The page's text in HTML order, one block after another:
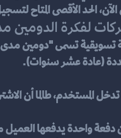
الحد الأقصى المتاح
لفكرة الدومين
تسمى "دومين مدى
(عادة عشر سنوات).
المستخدم، طالما أن
دفعة واحدة يدفعها